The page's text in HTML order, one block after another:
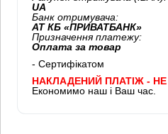
UA
Банк отримувача:
АТ КБ «ПРИВАТБАНК»
Призначення платежу:
Оплата за товар
- Сертифікатом
НАКЛАДЕНИЙ ПЛАТІЖ -
Економимо наш і Ваш час.